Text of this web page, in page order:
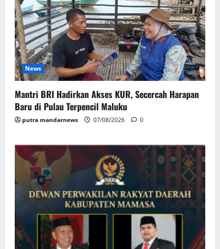
News
Mantri BRI Hadirkan Akses KUR, Secercah Harapan
Baru di Pulau Terpencil Maluku
putra mandarnews 07/08/2026 0